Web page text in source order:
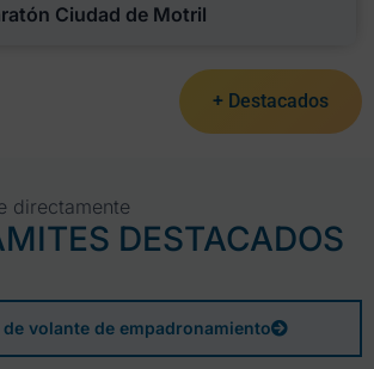
Ciudad de Motril
+ Destacados
directamente
DESTACADOS
volante de empadronamiento